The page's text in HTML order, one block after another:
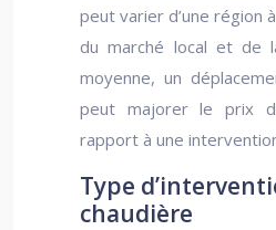
peut varier d’une région
du marché local et de
moyenne, un
peut majorer le prix
rapport à une
Type
chaudière